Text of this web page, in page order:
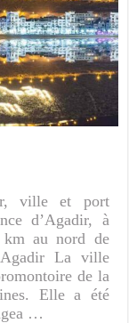
ville et port
d’Agadir, à
km au nord de
La ville
de la
Elle a été
…